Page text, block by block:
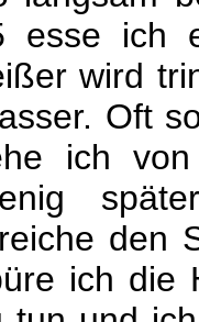
esse ich
wird
Oft
ich
den
ich die